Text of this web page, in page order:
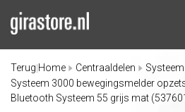
Terug Home Centraaldelen
Systeem 3000 bewegingsmelder
Bluetooth Systeem 55 grijs mat